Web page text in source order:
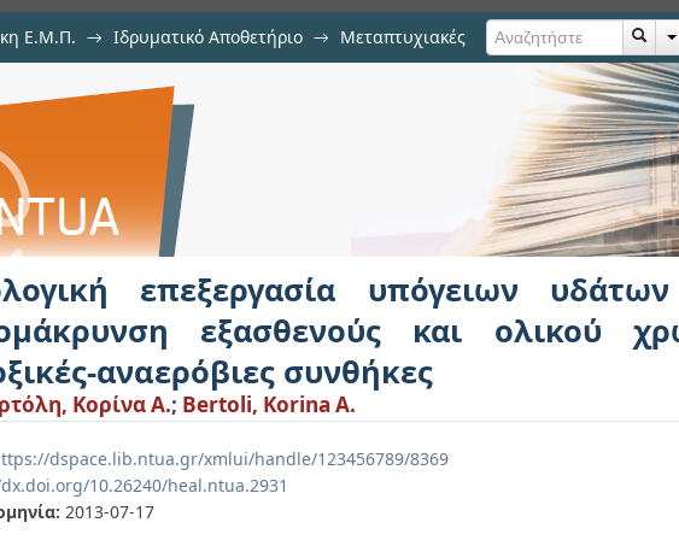
Ε.Μ.Π. → Ιδρυματικό Αποθετήριο → Μεταπτυχιακές
υπόγειων υδάτων για την
χρωμίου με ανοξικές-αναερόβιες
επεξεργασία υπόγειων
εξασθενούς και ολικού
αναερόβιες συνθήκες
Κορίνα Α.; Bertoli, Korina A.
dspace.lib.ntua.gr/xmlui/handle/123456789/8369
10.26240/heal.ntua.2931
2013-07-17